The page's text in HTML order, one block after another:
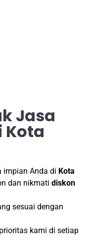
Jasa
Kota
impian Anda di Kota
dan nikmati diskon
sesuai dengan
kami di setiap